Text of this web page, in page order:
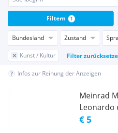
Bundesland Zustand
Kunst / Kultur Filter
Filtern 1
Infos zur Reihung der Anzeigen
Meinrad
Leonardo
€ 5